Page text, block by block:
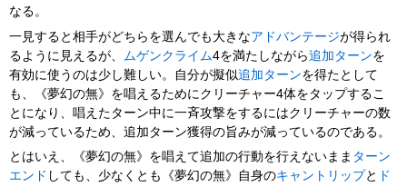
なる。
一見すると相手がどちらを選んでも大きなアドバンテージが得られ
るように見えるが、
ムゲンクライム4を満たしながら追加ターンを
有効に使うのは少し難しい。自分が擬似追加ターンを得たとして
も、《夢幻の無》を唱えるためにクリーチャー4体をタップするこ
とになり、唱えたターン中に一斉攻撃をするにはクリーチャーの数
が減っているため、追加ターン獲得の旨みが減っているのである。
とはいえ、《夢幻の無》を唱えて追加の行動を行えないまま ターン
エンド しても、少なくとも《夢幻の無》自身のキャントリップと ド